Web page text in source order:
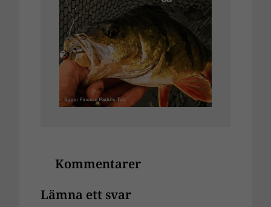
Kommentarer
Lämna ett svar